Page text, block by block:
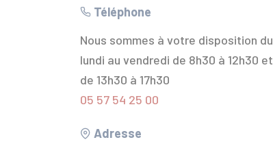
Téléphone
Nous sommes à votre disposition du
lundi au vendredi de 8h30 à 12h30 et
de 13h30 à 17h30
05 57 54 25 00
Adresse